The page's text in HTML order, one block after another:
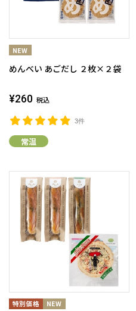
めんべい あごだし ２枚×２袋
3件
¥260 税込
常温